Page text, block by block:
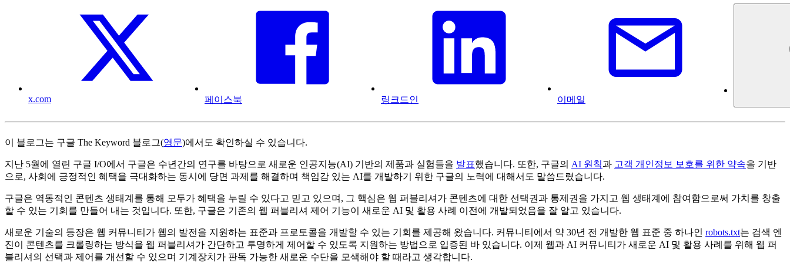
x.com 페이스북 링크드인 이메일
이 블로그는 구글 The Keyword 블로그(영문)에서도 확인하실 수 있습니다.
지난 5월에 열린 구글 I/O에서 구글은 수년간의 연구를 바탕으로 새로운 인공지능(AI) 기반의 제품과 실험들을 발표했습니다. 또한, 구글의 AI 원칙과 고객 개인정보 보호를 위한 약속을 기반
으로, 사회에 긍정적인 혜택을 극대화하는 동시에 당면 과제를 해결하며 책임감 있는 AI를 개발하기 위한 구글의 노력에 대해서도 말씀드렸습니다.
구글은 역동적인 콘텐츠 생태계를 통해 모두가 혜택을 누릴 수 있다고 믿고 있으며, 그 핵심은 웹 퍼블리셔가 콘텐츠에 대한 선택권과 통제권을 가지고 웹 생태계에 참여함으로써 가치를 창출
할 수 있는 기회를 만들어 내는 것입니다. 또한, 구글은 기존의 웹 퍼블리셔 제어 기능이 새로운 AI 및 활용 사례 이전에 개발되었음을 잘 알고 있습니다.
새로운 기술의 등장은 웹 커뮤니티가 웹의 발전을 지원하는 표준과 프로토콜을 개발할 수 있는 기회를 제공해 왔습니다. 커뮤니티에서 약 30년 전 개발한 웹 표준 중 하나인 robots.txt는 검색 엔
진이 콘텐츠를 크롤링하는 방식을 웹 퍼블리셔가 간단하고 투명하게 제어할 수 있도록 지원하는 방법으로 입증된 바 있습니다. 이제 웹과 AI 커뮤니티가 새로운 AI 및 활용 사례를 위해 웹 퍼
블리셔의 선택과 제어를 개선할 수 있으며 기계장치가 판독 가능한 새로운 수단을 모색해야 할 때라고 생각합니다.